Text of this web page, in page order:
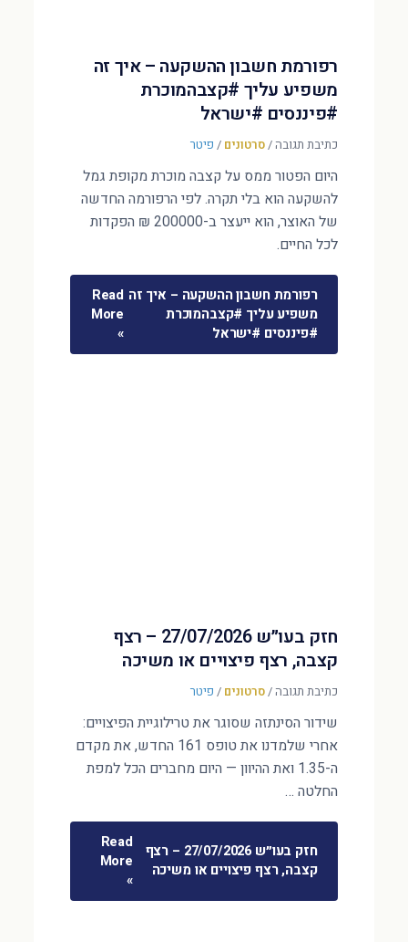
רפורמת חשבון ההשקעה – איך זה
משפיע עליך #קצבהמוכרת
#פיננסים #ישראל
כתיבת תגובה/סרטונים / פיטר
היום הפטור ממס על קצבה מוכרת מקופת גמל
להשקעה הוא בלי תקרה. לפי הרפורמה החדשה
של האוצר, הוא ייעצר ב-200000 ₪ הפקדות
לכל החיים.
רפורמת חשבון ההשקעה – איך זה
משפיע עליך #קצבהמוכרת
#פיננסים #ישראל
Read
More
»
חזק בעו״ש 27/07/2026 – רצף
קצבה, רצף פיצויים או משיכה
כתיבת תגובה/סרטונים / פיטר
שידור הסינתזה שסוגר את טרילוגיית הפיצויים:
אחרי שלמדנו את טופס 161 החדש, את מקדם
ה-1.35 ואת ההיוון — היום מחברים הכל למפת
החלטה …
חזק בעו״ש 27/07/2026 – רצף
קצבה, רצף פיצויים או משיכה
Read
More
»